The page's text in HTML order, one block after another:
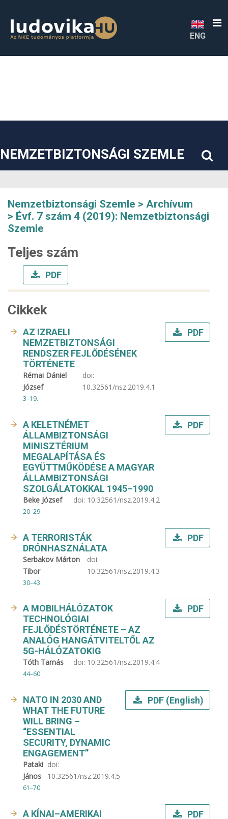
##plugins.themes.bootstrap3.accessible_menu.sidebar##
ENG
NEMZETBIZTONSÁGI SZEMLE
Nemzetbiztonsági Szemle
Archívum
Évf. 7 szám 4 (2019): Nemzetbiztonsági
Szemle
Teljes szám
PDF
Cikkek
AZ IZRAELI
NEMZETBIZTONSÁGI
RENDSZER FEJLŐDÉSÉNEK
TÖRTÉNETE
Rémai Dániel
József
doi:
10.32561/nsz.2019.4.1
3–19.
PDF
A KELETNÉMET
ÁLLAMBIZTONSÁGI
MINISZTÉRIUM
MEGALAPÍTÁSA ÉS
EGYÜTTMŰKÖDÉSE A MAGYAR
ÁLLAMBIZTONSÁGI
SZOLGÁLATOKKAL 1945–1990
Beke József doi: 10.32561/nsz.2019.4.2
20–29.
PDF
A TERRORISTÁK
DRÓNHASZNÁLATA
Serbakov Márton
Tibor
doi:
10.32561/nsz.2019.4.3
30–43.
PDF
A MOBILHÁLÓZATOK
TECHNOLÓGIAI
FEJLŐDÉSTÖRTÉNETE – AZ
ANALÓG HANGÁTVITELTŐL AZ
5G-HÁLÓZATOKIG
Tóth Tamás doi: 10.32561/nsz.2019.4.4
44–60.
PDF
NATO IN 2030 AND
WHAT THE FUTURE
WILL BRING –
“ESSENTIAL
SECURITY, DYNAMIC
ENGAGEMENT”
Pataki
János
doi:
10.32561/nsz.2019.4.5
61–70.
PDF (English)
A KÍNAI–AMERIKAI
PDF